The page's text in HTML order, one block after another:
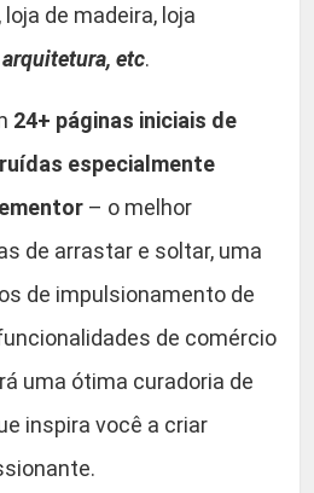
de madeira, loja
etc.
24+ páginas iniciais de
especialmente
– o melhor
de arrastar e soltar, uma
de impulsionamento de
de comércio
uma ótima curadoria de
inspira você a criar